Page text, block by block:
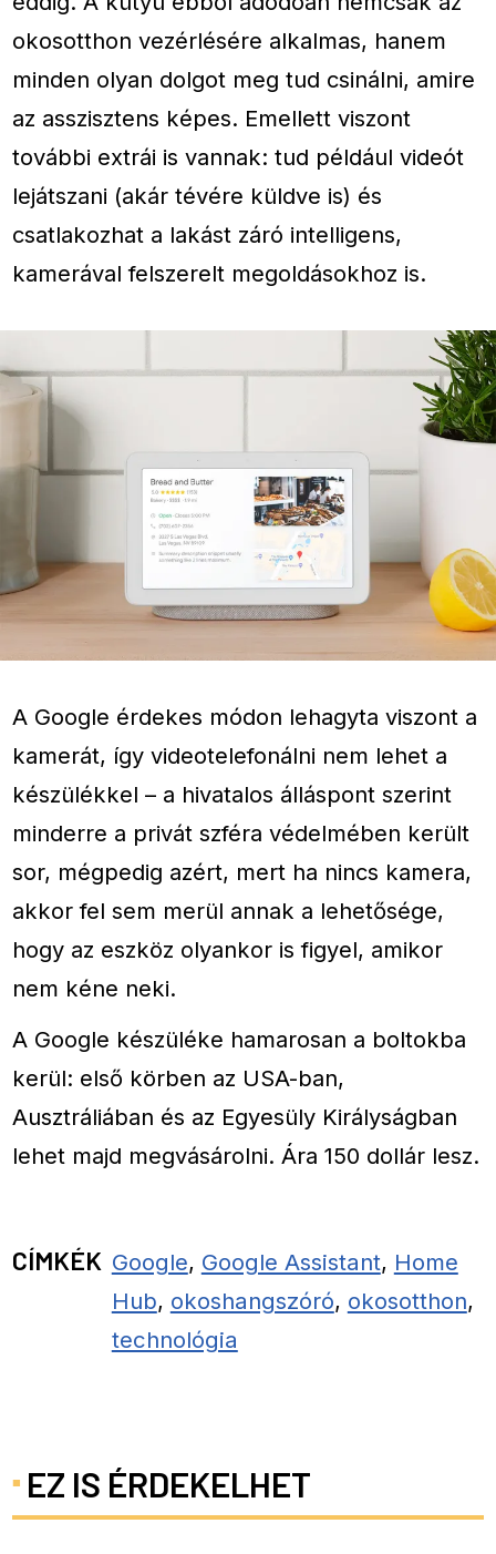
okosotthon vezérlésére alkalmas, hanem
minden olyan dolgot meg tud csinálni, amire
az asszisztens képes. Emellett viszont
további extrái is vannak: tud például videót
lejátszani (akár tévére küldve is) és
csatlakozhat a lakást záró intelligens,
kamerával felszerelt megoldásokhoz is.
A Google érdekes módon lehagyta viszont a
kamerát, így videotelefonálni nem lehet a
készülékkel – a hivatalos álláspont szerint
minderre a privát szféra védelmében került
sor, mégpedig azért, mert ha nincs kamera,
akkor fel sem merül annak a lehetősége,
hogy az eszköz olyankor is figyel, amikor
nem kéne neki.
A Google készüléke hamarosan a boltokba
kerül: első körben az USA-ban,
Ausztráliában és az Egyesüly Királyságban
lehet majd megvásárolni. Ára 150 dollár lesz.
CÍMKÉK Google, Google Assistant, Home
Hub, okoshangszóró, okosotthon,
technológia
EZ IS ÉRDEKELHET